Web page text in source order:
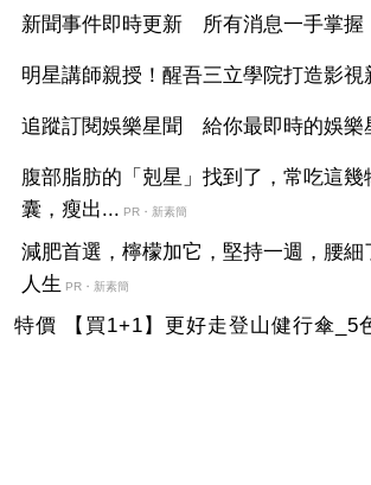
新聞事件即時更新 所有消息一手掌握
明星講師親授！醒吾三立學院打造影視
追蹤訂閱娛樂星聞 給你最即時的娛樂
腹部脂肪的「剋星」找到了，常吃這幾
囊，瘦出... PR・新素簡
減肥首選，檸檬加它，堅持一週，腰細
人生 PR・新素簡
特價 【買1+1】更好走登山健行傘_5